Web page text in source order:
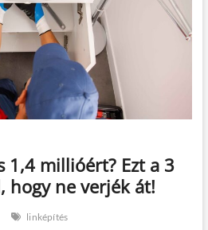
1,4 millióért? Ezt a 3
hogy ne verjék át!
linképítés